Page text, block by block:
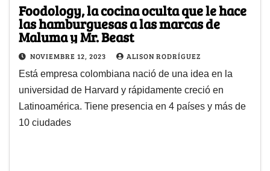
Foodology, la cocina oculta que le hace
las hamburguesas a las marcas de
Maluma y Mr. Beast
NOVIEMBRE 12, 2023 ALISON RODRÍGUEZ
Está empresa colombiana nació de una idea en la
universidad de Harvard y rápidamente creció en
Latinoamérica. Tiene presencia en 4 países y más de
10 ciudades